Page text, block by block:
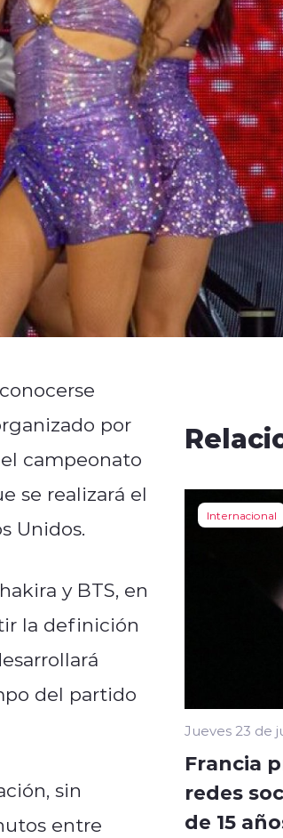
por
campeonato
se realizará el
Unidos.
y BTS, en
la definición
del partido
sin
entre
Internacional
Jueves 23 de
Francia
redes
de 15